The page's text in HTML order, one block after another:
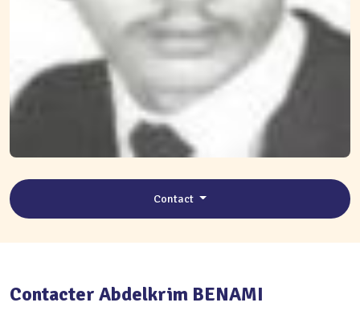
Contact
Contacter Abdelkrim BENAMI